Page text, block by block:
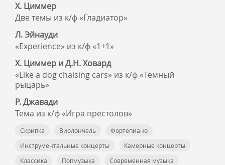
Х. Циммер
Две темы из к/ф «Гладиатор»
Л. Эйнауди
«Experience» из к/ф «1+1»
Х. Циммер и Д.Н. Ховард
«Like a dog chaising cars» из к/ф «Темный
рыцарь»
Р. Джавади
Тема из к/ф «Игра престолов»
Скрипка Виолончель
Фортепиано
Инструментальные концерты
Камерные концерты
Классика
Попмузыка Современная музыка